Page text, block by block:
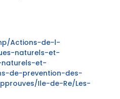
Actions-de-l-
naturels-et-
naturels-et-
de-prevention-des-
Ile-de-Re/Les-